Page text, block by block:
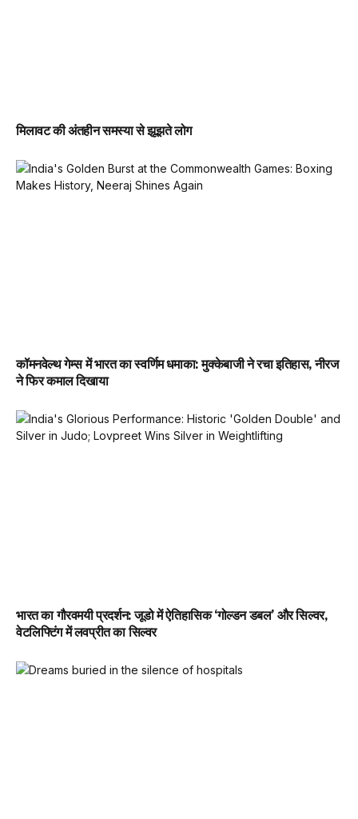
मिलावट की अंतहीन समस्या से झूझते लोग
कॉमनवेल्थ गेम्स में भारत का स्वर्णिम धमाका: मुक्केबाजी ने रचा इतिहास, नीरज
ने फिर कमाल दिखाया
भारत का गौरवमयी प्रदर्शन: जूडो में ऐतिहासिक ‘गोल्डन डबल’ और सिल्वर,
वेटलिफ्टिंग में लवप्रीत का सिल्वर